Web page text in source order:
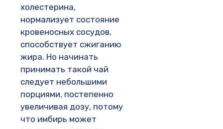
холестерина,
нормализует состояние
кровеносных сосудов,
способствует сжиганию
жира. Но начинать
принимать такой чай
следует небольшими
порциями, постепенно
увеличивая дозу, потому
что имбирь может